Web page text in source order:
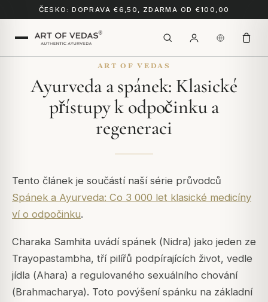
ČESKO: DOPRAVA €6,50, ZDARMA OD €100,00
ART OF VEDAS
Ayurveda a spánek: Klasické
přístupy k odpočinku a
regeneraci
Tento článek je součástí naší série průvodců
Spánek a Ayurveda: Co 3 000 let klasické medicíny
ví o odpočinku.
Charaka Samhita uvádí spánek (Nidra) jako jeden ze
Trayopastambha, tří pilířů podpírajících život, vedle
jídla (Ahara) a regulovaného sexuálního chování
(Brahmacharya). Toto povýšení spánku na základní